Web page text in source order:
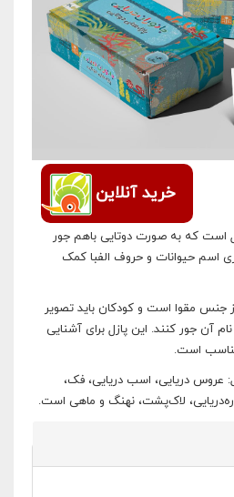
خرید آنلاین
۲۰ قطعه پازل است که به صورت دوتایی باهم جور
اسم حیوانات و حروف الفبا کمک
دو تایی از جنس مقوا است و کودکان باید تصویر
آن جور کنند. این پازل برای آشنایی
است.
عروس دریایی، اسب دریایی، فک،
لاک‌پشت، نهنگ و ماهی است.